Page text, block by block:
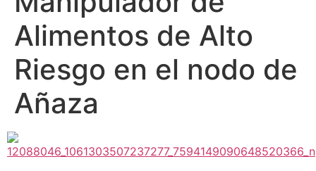
Alimentos de Alto
Riesgo en el nodo de
Añaza